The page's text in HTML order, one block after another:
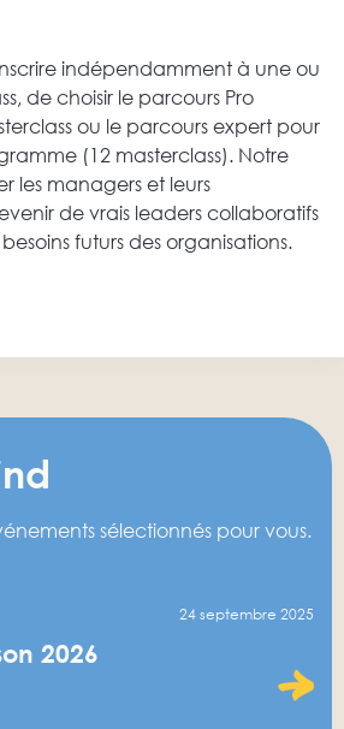
indépendamment à une ou
de choisir le parcours Pro
ou le parcours expert pour
(12 masterclass). Notre
les managers et leurs
de vrais leaders collaboratifs
futurs des organisations.
sélectionnés pour vous.
2026
24 septembre 2025